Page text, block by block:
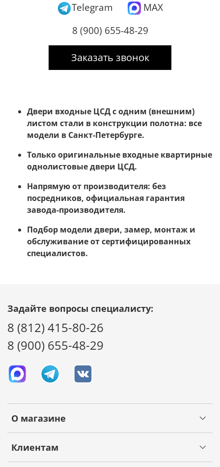
Telegram
MAX
8 (900) 655-48-29
Заказать звонок
Двери входные ЦСД с одним (внешним)
листом стали в конструкции полотна: все
модели в Санкт-Петербурге.
Только оригинальные входные квартирные
однолистовые двери ЦСД.
Напрямую от производителя: без
посредников, официальная гарантия
завода-производителя.
Подбор модели двери, замер, монтаж и
обслуживание от сертифицированных
специалистов.
О магазине
Клиентам
Задайте вопросы специалисту:
8 (812) 415-80-26
8 (900) 655-48-29